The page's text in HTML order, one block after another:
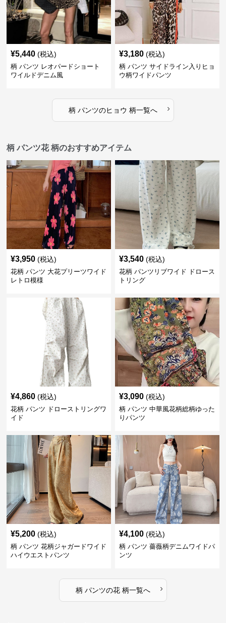
¥5,440 (税込)
柄 パンツ レオパードショート
ワイルドデニム風
¥3,180 (税込)
柄 パンツ サイドライン入りヒョ
ウ柄ワイドパンツ
柄 パンツのヒョウ 柄一覧へ ›
柄 パンツ花 柄のおすすめアイテム
¥3,950 (税込)
花柄 パンツ 大花プリーツワイド
レトロ模様
¥3,540 (税込)
花柄 パンツリブワイド ドロース
トリング
¥4,860 (税込)
花柄 パンツ ドローストリングワ
イド
¥3,090 (税込)
柄 パンツ 中華風花柄総柄ゆった
りパンツ
¥5,200 (税込)
柄 パンツ 花柄ジャガードワイド
ハイウエストパンツ
¥4,100 (税込)
柄 パンツ 薔薇柄デニムワイドパ
ンツ
柄 パンツの花 柄一覧へ ›